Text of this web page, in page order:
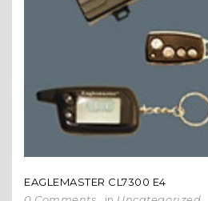
EAGLEMASTER CL7300 E4